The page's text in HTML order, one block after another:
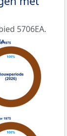
5706EA.